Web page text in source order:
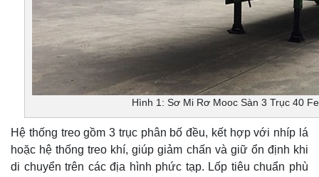
Hình 1: Sơ Mi Rơ Mooc Sàn 3 Trục 40
Hệ thống treo gồm 3 trục phân bố đều, kết hợp với nhíp lá
hoặc hệ thống treo khí, giúp giảm chấn và giữ ổn định khi
di chuyển trên các địa hình phức tạp. Lốp tiêu chuẩn phù